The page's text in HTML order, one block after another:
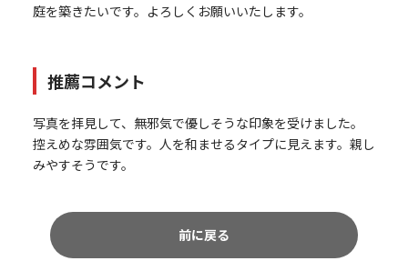
庭を築きたいです。よろしくお願いいたします。
推薦コメント
写真を拝見して、無邪気で優しそうな印象を受けました。
控えめな雰囲気です。人を和ませるタイプに見えます。親し
みやすそうです。
前に戻る